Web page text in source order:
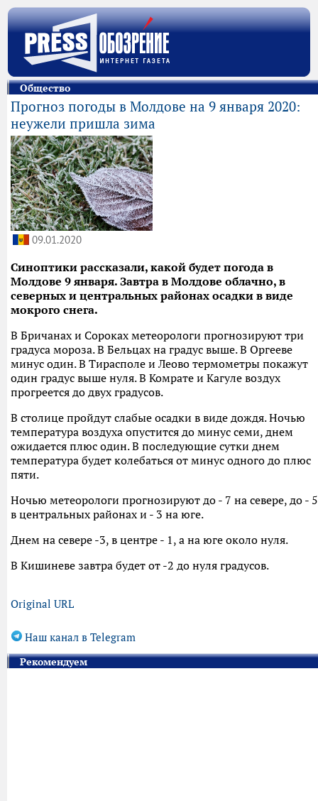
Общество
Прогноз погоды в Молдове на 9 января 2020:
неужели пришла зима
09.01.2020
Синоптики рассказали, какой будет погода в
Молдове 9 января. Завтра в Молдове облачно, в
северных и центральных районах осадки в виде
мокрого снега.
В Бричанах и Сороках метеорологи прогнозируют три
градуса мороза. В Бельцах на градус выше. В Оргееве
минус один. В Тирасполе и Леово термометры покажут
один градус выше нуля. В Комрате и Кагуле воздух
прогреется до двух градусов.
В столице пройдут слабые осадки в виде дождя. Ночью
температура воздуха опустится до минус семи, днем
ожидается плюс один. В последующие сутки днем
температура будет колебаться от минус одного до плюс
пяти.
Ночью метеорологи прогнозируют до - 7 на севере, до - 5
в центральных районах и - 3 на юге.
Днем на севере -3, в центре - 1, а на юге около нуля.
В Кишиневе завтра будет от -2 до нуля градусов.
Original URL
Наш канал в Telegram
Рекомендуем